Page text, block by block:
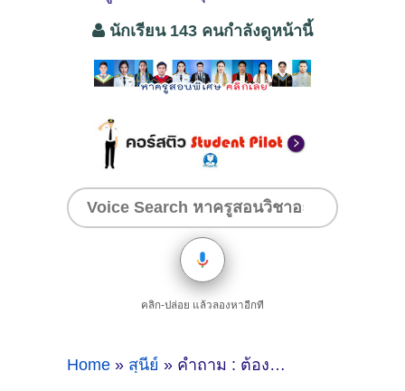
นักเรียน 143 คนกำลังดูหน้านี้
คลิก-ปล่อย แล้วลองหาอีกที
Home » สุนีย์ » คำถาม : ต้องการเรียนวิขาภาษาอังกฤษที่สุนีย์ อุบลราชธานี - ดูคำแนะนำครูสอนพิเศษที่นี่